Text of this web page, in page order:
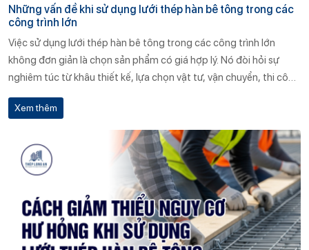
Những vấn đề khi sử dụng lưới thép hàn bê tông trong các
công trình lớn
Việc sử dụng lưới thép hàn bê tông trong các công trình lớn
không đơn giản là chọn sản phẩm có giá hợp lý. Nó đòi hỏi sự
nghiêm túc từ khâu thiết kế, lựa chọn vật tư, vận chuyển, thi công
đến kiểm tra nghiệm thu. Một lựa chọn sai có thể khiến toàn bộ
kết cấu bị ảnh hưởng, gây tổn thất về kinh tế và uy tín.
Xem thêm